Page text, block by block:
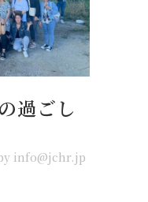
過ごし
info@jchr.jp